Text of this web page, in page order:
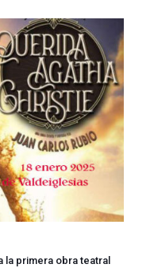
primera obra teatral